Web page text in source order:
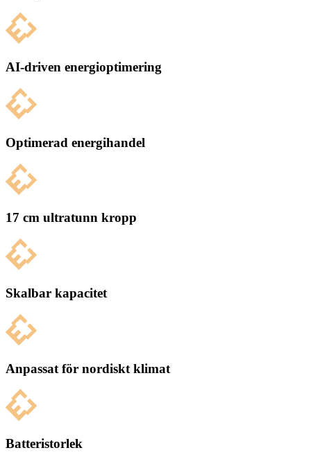
AI-driven energioptimering
Optimerad energihandel
17 cm ultratunn kropp
Skalbar kapacitet
Anpassat för nordiskt klimat
Batteristorlek